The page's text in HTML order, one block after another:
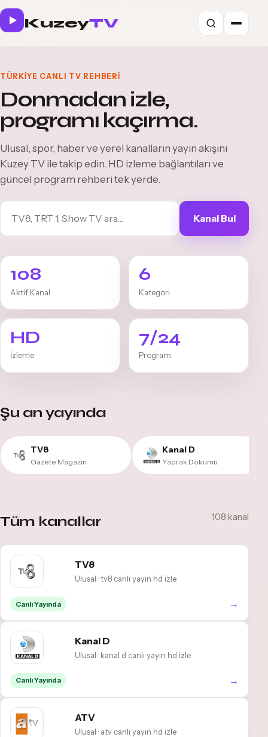
KuzeyTV
TÜRKIYE CANLI TV REHBERI
Donmadan izle,
programı kaçırma.
Ulusal, spor, haber ve yerel kanalların yayın akışını
Kuzey TV ile takip edin. HD izleme bağlantıları ve
güncel program rehberi tek yerde.
Kanal Bul
108
Aktif Kanal
6
Kategori
HD
İzleme
7/24
Program
Şu an yayında
TV8
Gazete Magazin
Kanal D
Yaprak Dökümü
Tüm kanallar 108 kanal
TV8
Ulusal · tv8 canlı yayın hd izle
Canlı Yayında →
Kanal D
Ulusal · kanal d canlı yayın hd izle
Canlı Yayında →
ATV
Ulusal · atv canlı yayın hd izle